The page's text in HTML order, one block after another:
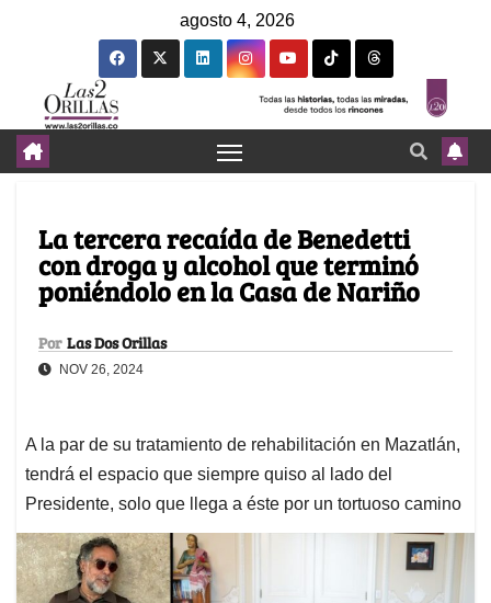
agosto 4, 2026
La tercera recaída de Benedetti
con droga y alcohol que terminó
poniéndolo en la Casa de Nariño
Por Las Dos Orillas
NOV 26, 2024
A la par de su tratamiento de rehabilitación en Mazatlán,
tendrá el espacio que siempre quiso al lado del
Presidente, solo que llega a éste por un tortuoso camino